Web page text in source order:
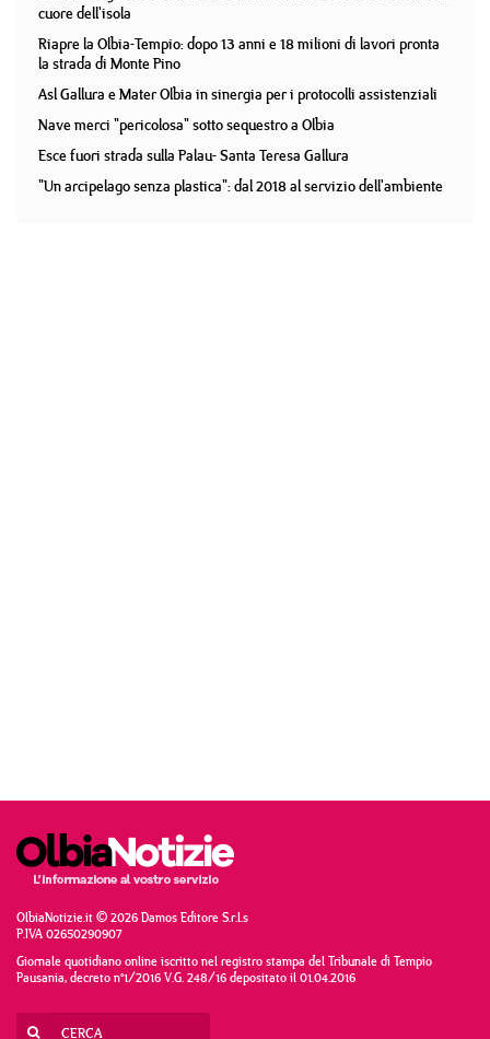
cuore dell'isola
Riapre la Olbia-Tempio: dopo 13 anni e 18 milioni di lavori pronta
la strada di Monte Pino
Asl Gallura e Mater Olbia in sinergia per i protocolli assistenziali
Nave merci "pericolosa" sotto sequestro a Olbia
Esce fuori strada sulla Palau- Santa Teresa Gallura
"Un arcipelago senza plastica": dal 2018 al servizio dell'ambiente
OlbiaNotizie.it © 2026 Damos Editore S.r.l.s
P.IVA 02650290907
Giornale quotidiano online iscritto nel registro stampa del Tribunale di Tempio
Pausania, decreto n°1/2016 V.G. 248/16 depositato il 01.04.2016